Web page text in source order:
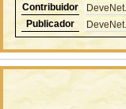
Contribuidor
Publicador